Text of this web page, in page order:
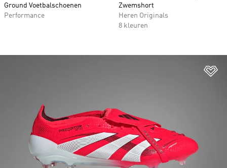
Ground Voetbalschoenen
Performance
Zwemshort
Heren Originals
8 kleuren